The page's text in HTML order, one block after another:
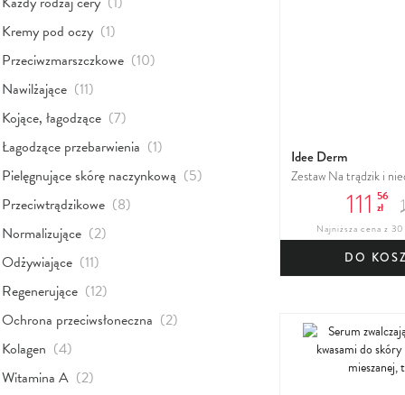
Idee Derm
Zestaw Na trądzik i
111 56
zł
Najniższa cena z 30
DO
Kremy pod oczy (1)
Przeciwzmarszczkowe (10)
Nawilżające (11)
Kojące, łagodzące (7)
Łagodzące przebarwienia (1)
Pielęgnujące skórę naczynkową (5)
Przeciwtrądzikowe (8)
Normalizujące (2)
Odżywiające (11)
Regenerujące (12)
Ochrona przeciwsłoneczna (2)
Kolagen (4)
Witamina A (2)